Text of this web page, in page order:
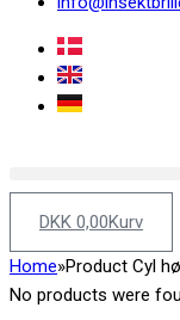
DKK 0,00Kurv
Home»Product Cyl
No products were